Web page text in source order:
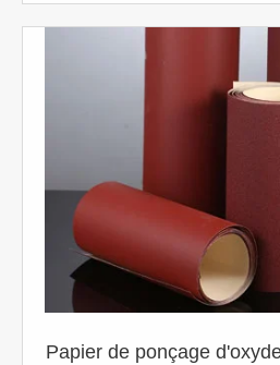
Papier de ponçage